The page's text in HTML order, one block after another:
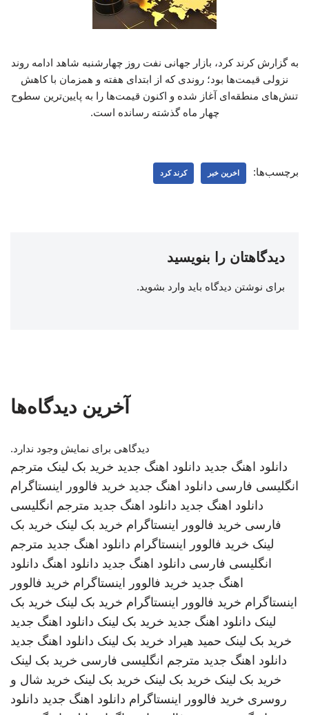
به گزارش کرند کرد، بازار جهانی نفت روز چهارشنبه شاهد ادامه روند
نزولی قیمت‌ها بود؛ روندی که از ابتدای هفته و همزمان با کاهش
تنش‌های منطقه‌ای آغاز شده و اکنون قیمت‌ها را به پایین‌ترین سطوح
چهار ماه گذشته رسانده است.
برچسب‌ها: اخرین خبر کرند کرد
دیدگاهتان را بنویسید
برای نوشتن دیدگاه باید وارد بشوید.
آخرین دیدگاه‌ها
دیدگاهی برای نمایش وجود ندارد.
دانلود اهنگ جدید دانلود اهنگ جدید خرید بک لینک مترجم
انگلیسی فارسی دانلود اهنگ جدید خرید فالوور اینستاگرام
دانلود اهنگ جدید دانلود اهنگ جدید مترجم انگلیسی
فارسی خرید فالوور اینستاگرام خرید بک لینک خرید بک
لینک خرید فالوور اینستاگرام دانلود اهنگ جدید مترجم
انگلیسی فارسی دانلود اهنگ جدید دانلود اهنگ دانلود
اهنگ جدید خرید فالوور اینستاگرام خرید فالوور
اینستاگرام خرید فالوور اینستاگرام خرید بک لینک خرید بک
لینک دانلود اهنگ جدید خرید بک لینک دانلود اهنگ جدید
خرید بک لینک حمید هیراد خرید بک لینک دانلود اهنگ جدید
دانلود اهنگ جدید مترجم انگلیسی فارسی خرید بک لینک
خرید بک لینک خرید بک لینک خرید بک لینک خرید شال و
روسری خرید فالوور اینستاگرام دانلود اهنگ جدید دانلود